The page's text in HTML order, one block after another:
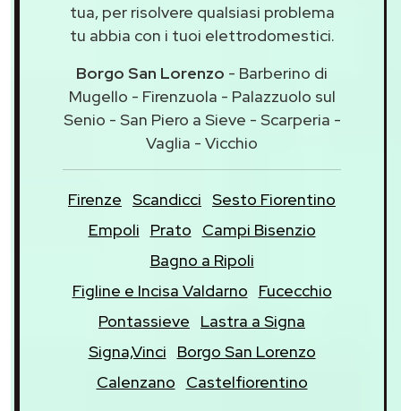
tua, per risolvere qualsiasi problema
tu abbia con i tuoi elettrodomestici.
Borgo San Lorenzo - Barberino di
Mugello - Firenzuola - Palazzuolo sul
Senio - San Piero a Sieve - Scarperia -
Vaglia - Vicchio
Firenze Scandicci Sesto Fiorentino
Empoli
Prato
Campi Bisenzio
Bagno a Ripoli
Figline e Incisa Valdarno
Fucecchio
Pontassieve
Lastra a Signa
Signa,Vinci
Borgo San Lorenzo
Calenzano
Castelfiorentino